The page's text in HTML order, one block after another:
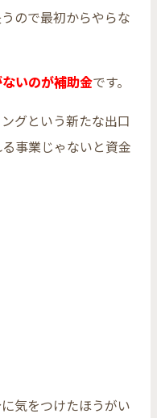
ので最初からやらな
いのが補助金です。
グという新たな出口
事業じゃないと資金
気をつけたほうがい